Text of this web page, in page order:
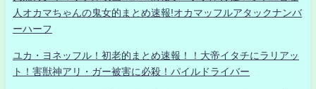
人オカマちゃんの鬼女的まとめ速報!オカマッフルアタックナンバ
ーハーフ
ユカ・ヨネッフル！初老的まとめ速報！！大帝イタチにラリアッ
ト！害獣神アリ・ガー被害に必殺！パイルドライバー